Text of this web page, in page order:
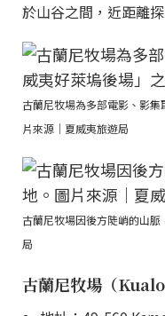
於山谷之間，近距離
古蘭尼牧場為多部電影、影
片來源｜夏威夷旅遊局
古蘭尼牧場因後方陡峭的山
局
古蘭尼牧場（